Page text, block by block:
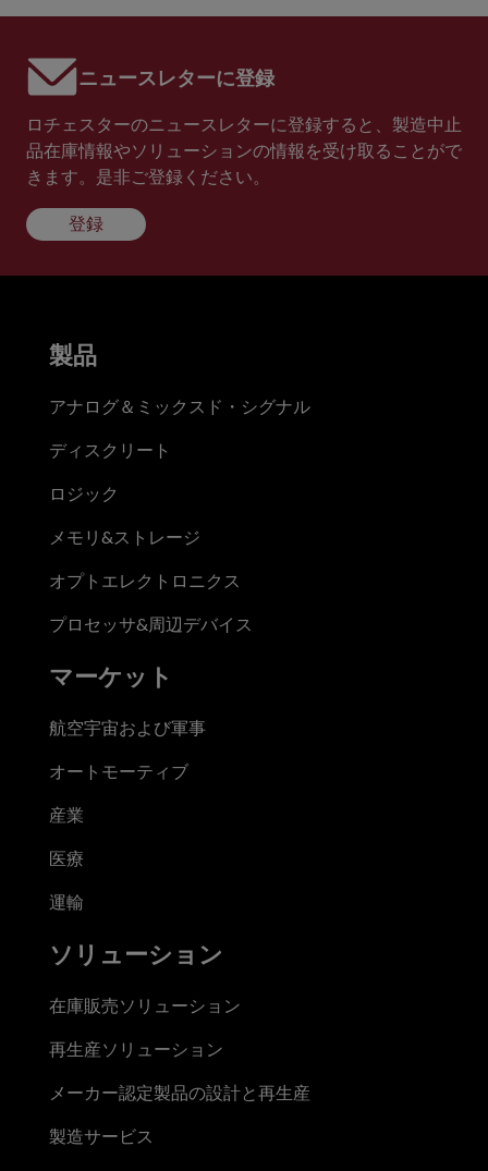
ニュースレターに登録
ロチェスターのニュースレターに登録すると、製造中止
品在庫情報やソリューションの情報を受け取ることがで
きます。是非ご登録ください。
登録
製品
アナログ＆ミックスド・シグナル
ディスクリート
ロジック
メモリ&ストレージ
オプトエレクトロニクス
プロセッサ&周辺デバイス
マーケット
航空宇宙および軍事
オートモーティブ
産業
医療
運輸
ソリューション
在庫販売ソリューション
再生産ソリューション
メーカー認定製品の設計と再生産
製造サービス